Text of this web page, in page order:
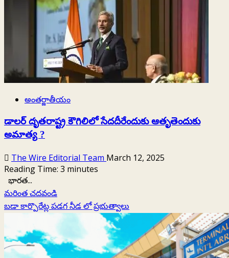
ఉక్కు
ఫ్యాక్టరీ
పరిరక్షణ
ఉద్యమానికి
మద్దతిచ్చిన
సీపీఐ
రామకృష్ణ.
అంతర్జాతీయం
డాలర్ దృతరాష్ట్ర కౌగిలిలో సేదదీరేందుకు ఆతృతెందుకు
అమాత్య ?
The Wire Editorial Team March 12, 2025
Reading Time: 3 minutes
భారత...
మరింత చదవండిRead
more
about
దృతరాష్ట్ర
కౌగిలిలో
బడా కార్పొరేట్ల పడగ నీడ లో ప్రభుత్వాలు